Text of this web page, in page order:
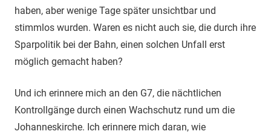
haben, aber wenige Tage später unsichtbar und
stimmlos wurden. Waren es nicht auch sie, die durch ihre
Sparpolitik bei der Bahn, einen solchen Unfall erst
möglich gemacht haben?
Und ich erinnere mich an den G7, die nächtlichen
Kontrollgänge durch einen Wachschutz rund um die
Johanneskirche. Ich erinnere mich daran, wie